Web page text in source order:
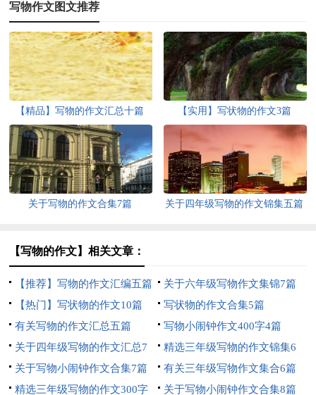
写物作文图文推荐
【精品】写物的作文汇总十篇 【实用】写状物的作文3篇
关于写物的作文合集7篇 关于四年级写物的作文锦集五篇
【写物的作文】相关文章：
【推荐】写物的作文汇编五篇
关于六年级写物作文集锦7篇
【热门】写状物的作文10篇
写状物的作文合集5篇
有关写物的作文汇总五篇
写物小闹钟作文400字4篇
关于四年级写物的作文汇总7
篇
精选三年级写物的作文锦集6
篇
关于写物小闹钟作文合集7篇
有关三年级写物作文集合6篇
精选三年级写物的作文300字
关于写物小闹钟作文合集8篇